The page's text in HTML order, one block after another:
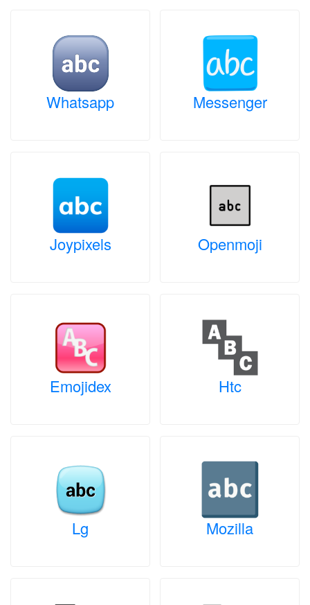
Whatsapp Messenger
Joypixels Openmoji
Emojidex Htc
Lg Mozilla